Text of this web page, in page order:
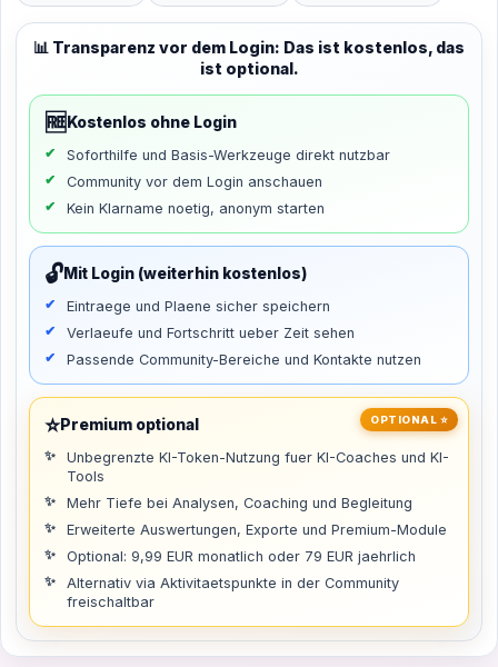
📊 Transparenz vor dem Login: Das ist kostenlos, das
ist optional.
🆓 Kostenlos ohne Login
Soforthilfe und Basis-Werkzeuge direkt nutzbar
Community vor dem Login anschauen
Kein Klarname noetig, anonym starten
🔓Mit Login (weiterhin kostenlos)
Eintraege und Plaene sicher speichern
Verlaeufe und Fortschritt ueber Zeit sehen
Passende Community-Bereiche und Kontakte nutzen
OPTIONAL ⭐
⭐Premium optional
Unbegrenzte KI-Token-Nutzung fuer KI-Coaches und KI-
Tools
Mehr Tiefe bei Analysen, Coaching und Begleitung
Erweiterte Auswertungen, Exporte und Premium-Module
Optional: 9,99 EUR monatlich oder 79 EUR jaehrlich
Alternativ via Aktivitaetspunkte in der Community
freischaltbar